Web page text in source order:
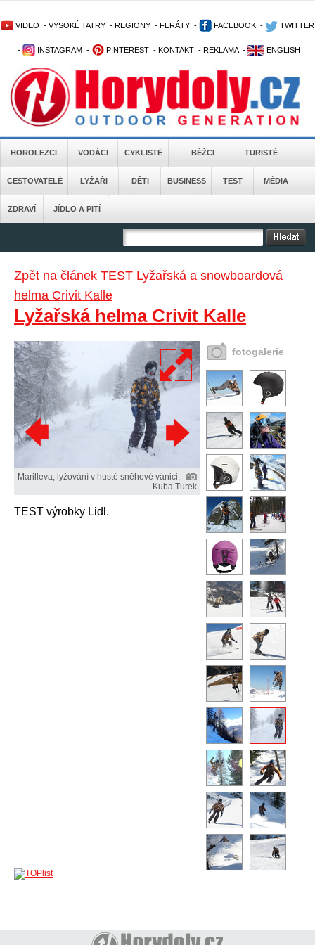
VIDEO - VYSOKÉ TATRY - REGIONY - FERÁTY - FACEBOOK - TWITTER
- INSTAGRAM - PINTEREST - KONTAKT - REKLAMA - ENGLISH
HOROLEZCI VODÁCI CYKLISTÉ BĚŽCI TURISTÉ
CESTOVATELÉ LYŽAŘI DĚTI BUSINESS TEST MÉDIA
ZDRAVÍ JÍDLO A PITÍ
Zpět na článek TEST Lyžařská a snowboardová
helma Crivit Kalle
Lyžařská helma Crivit Kalle
Marilleva, lyžování v husté sněhové vánici.
Kuba Turek
TEST výrobky Lidl.
fotogalerie